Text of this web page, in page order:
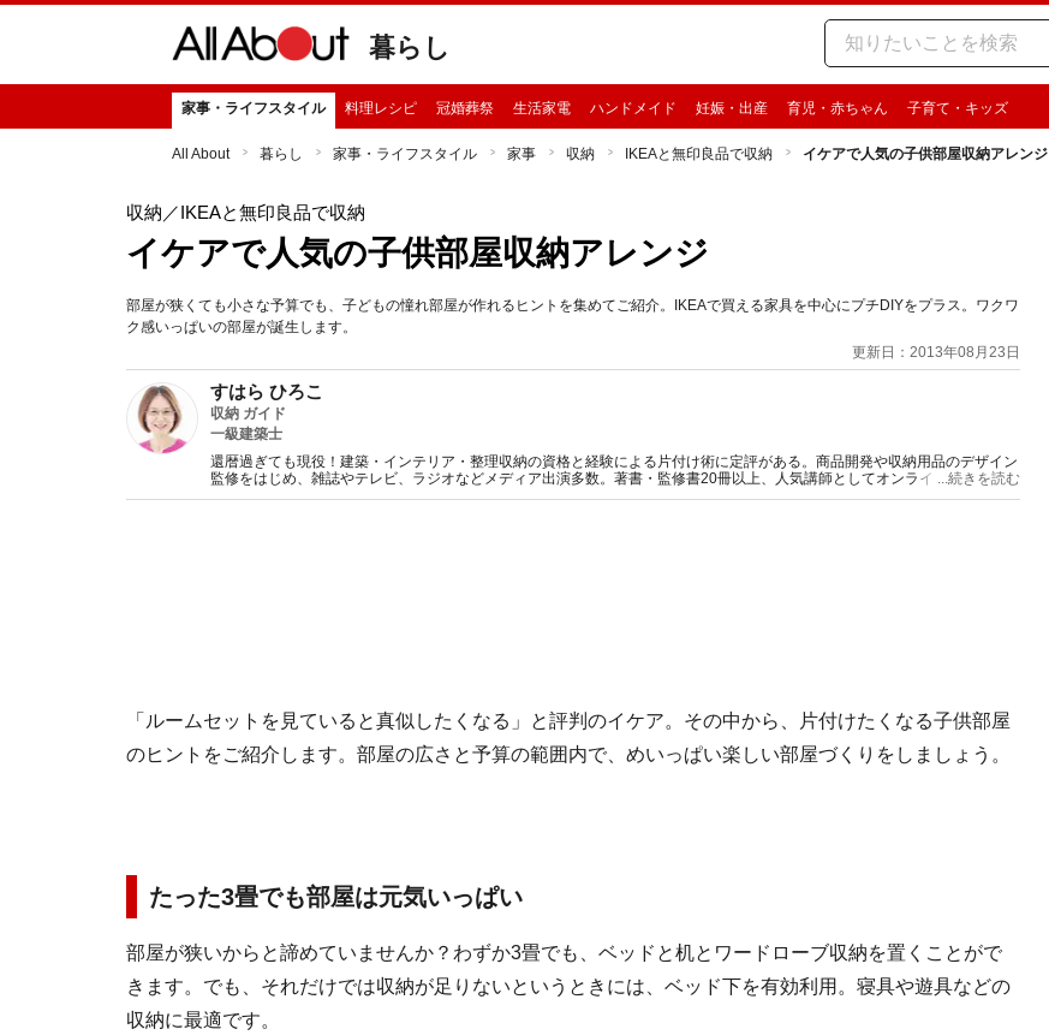
暮らし
家事・ライフスタイル 料理レシピ 冠婚葬祭 生活家電 ハンドメイド 妊娠・出産 育児・赤ちゃん 子育て・キッズ
All About 暮らし 家事・ライフスタイル 家事 収納 IKEAと無印良品で収納 イケアで人気の子供部屋収納アレンジ
収納 ／IKEAと無印良品で収納
イケアで人気の子供部屋収納アレンジ
部屋が狭くても小さな予算でも、子どもの憧れ部屋が作れるヒントを集めてご紹介。IKEAで買える家具を中心にプチDIYをプラス。ワクワ
ク感いっぱいの部屋が誕生します。
更新日：2013年08月23日
すはら ひろこ
収納 ガイド
一級建築士
還暦過ぎても現役！建築・インテリア・整理収納の資格と経験による片付け術に定評がある。商品開発や収納用品のデザイン
監修をはじめ、雑誌やテレビ、ラジオなどメディア出演多数。著書・監修書20冊以上、人気講師としてオンラインセミナーを
開催。プロとして共働き主婦の目線から追求したメソッドが好評。
...続きを読む
「ルームセットを見ていると真似したくなる」と評判のイケア。その中から、片付けたくなる子供部屋
のヒントをご紹介します。部屋の広さと予算の範囲内で、めいっぱい楽しい部屋づくりをしましょう。
たった3畳でも部屋は元気いっぱい
部屋が狭いからと諦めていませんか？わずか3畳でも、ベッドと机とワードローブ収納を置くことがで
きます。でも、それだけでは収納が足りないというときには、ベッド下を有効利用。寝具や遊具などの
収納に最適です。